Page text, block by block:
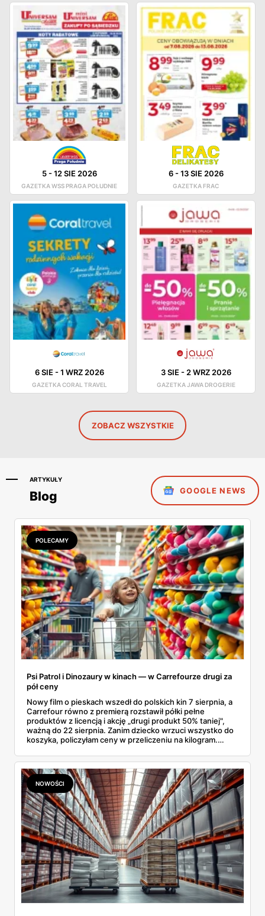
5-12 SIE 2026
GAZETKA WSS PRAGA POŁUDNIE
6-13 SIE 2026
GAZETKA FRAC
6 SIE -1 WRZ 2026
GAZETKA CORAL TRAVEL
3 SIE - 2 WRZ 2026
GAZETKA JAWA DROGERIE
ZOBACZ WSZYSTKIE
ARTYKUŁY
Blog GOOGLE NEWS
POLECAMY
Psi Patrol i Dinozaury w kinach — w Carrefourze drugi za
pół ceny
Nowy film o pieskach wszedł do polskich kin 7 sierpnia, a
Carrefour równo z premierą rozstawił półki pełne
produktów z licencją i akcję „drugi produkt 50% taniej",
ważną do 22 sierpnia. Zanim dziecko wrzuci wszystko do
koszyka, policzyłam ceny w przeliczeniu na kilogram.
prawie 140 zł za kilogram, ale lody do mrożenia i rurki
waflowe bronią się nawet bez rabatu.
NOWOŚCI